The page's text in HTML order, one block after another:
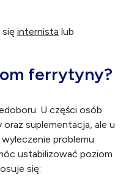
się internista lub
ferrytyny?
U części osób
suplementacja, ale u
problemu
ustabilizować poziom
się: